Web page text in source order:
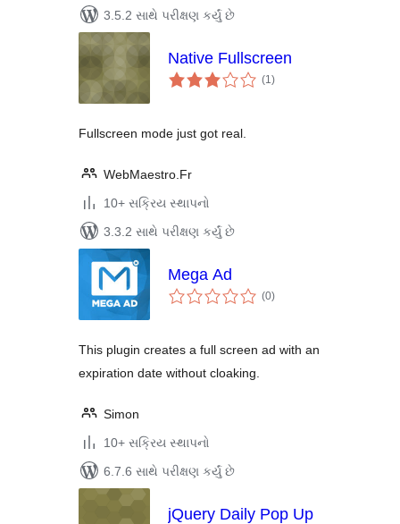
3.5.2 સાથે પરીક્ષણ કર્યું છે
Native Fullscreen
(1કુલ
રેટિંગ્સ
)
Fullscreen mode just got real.
WebMaestro.Fr
10+ સક્રિય સ્થાપનો
3.3.2 સાથે પરીક્ષણ કર્યું છે
Mega Ad
(0કુલ
રેટિંગ્સ
)
This plugin creates a full screen ad with an
expiration date without cloaking.
Simon
10+ સક્રિય સ્થાપનો
6.7.6 સાથે પરીક્ષણ કર્યું છે
jQuery Daily Pop Up